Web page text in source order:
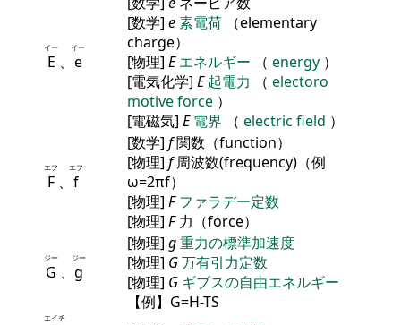
E
イー
、 e
イー
[数学] e素電荷
（elementary
charge）
[物理] E エネルギー （ energy ）
[電気化学] E 起電力 （ electoro
motive force ）
[電磁気] E 電界 （ electric field ）
F
エフ
、 f
エフ
[数学] f関数（function）
[物理] f周波数(frequency)（例
ω=2πf）
[物理] F ファラデー定数
[物理] F力（force）
G
ジー
、 g
ジー
[物理] g重力の標準加速度
[物理] G万有引力定数
[物理] G ギブスの自由エネルギー
【例】G=H-TS
エイチ